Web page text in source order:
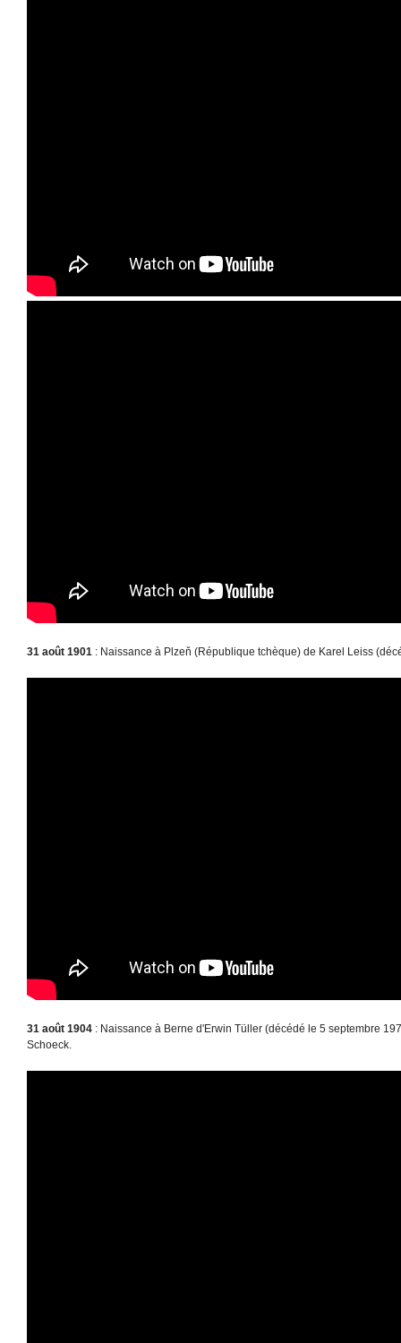
31 août 1901 : Naissance à Plzeň (République tchèque) de Karel Leiss
31 août 1904 : Naissance à Berne d'Erwin Tüller (décédé le 5 septembre
Schoeck.